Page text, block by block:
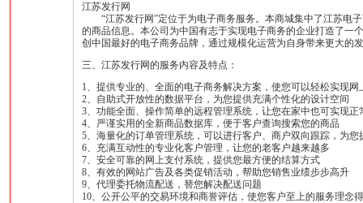
江苏发行网
“江苏发行网”定位于为电子商务服务。本商城集中了江苏电
的商品信息。本公司为中国有志于实现电子商务的企业打造了一
创中国最好的电子商务品牌，通过规模化运营为自身带来更大的
三、江苏发行网的服务内容及特点：
1、提供专业的、全面的电子商务解决方案，使您可以轻松实现网
2、自助式开放性的数据平台，为您提供充满个性化的设计空间
3、功能全面、操作简单的远程管理系统，让您在家中也可实现正
4、严谨实用的全新商品数据库，便于客户查询搜索您的商品
5、海量化的订单管理系统，可以进行客户、商户双向跟踪，为您
6、充满互动性的专业化客户管理，让您的老客户越来越多
7、安全可靠的网上支付系统，提供您最方便的结算方式
8、有效的网站广告及各类促销活动，帮助您销售业绩步步高升
9、代理委托物流配送，替您解决配送问题
10、公开公平的交易环境和商誉评估，使您客户至上的服务理念